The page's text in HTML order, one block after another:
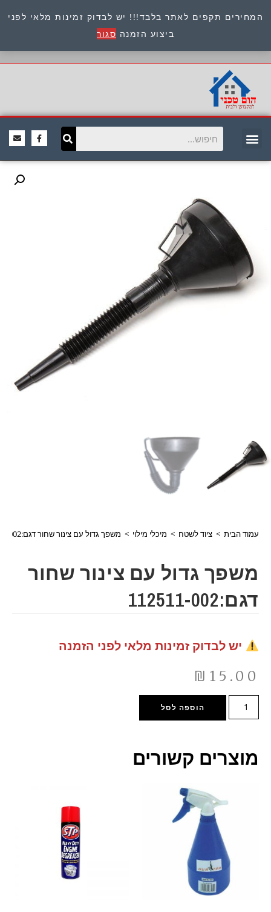
המחירים תקפים לאתר בלבד!!! יש לבדוק זמינות מלאי לפני
ביצוע הזמנה סגור
כתובת : היוזמים 9 אור יהודה שירות לקוחות 054-
8945722
עמוד הבית > ציוד לשטח > מיכלי מילוי > משפך גדול עם צינור שחור דגם:112511-002
משפך גדול עם צינור שחור
דגם:112511-002
יש לבדוק זמינות מלאי לפני הזמנה
₪ 15.00
הוספה לסל
מוצרים קשורים